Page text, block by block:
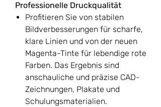
Professionelle Druckqualität
Profitieren Sie von stabilen
Bildverbesserungen für scharfe,
klare Linien und von der neuen
Magenta-Tinte für lebendige rote
Farben. Das Ergebnis sind
anschauliche und präzise CAD-
Zeichnungen, Plakate und
Schulungsmaterialien.